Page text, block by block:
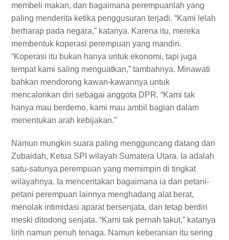
membeli makan, dan bagaimana perempuanlah yang
paling menderita ketika penggusuran terjadi. “Kami lelah
berharap pada negara,” katanya. Karena itu, mereka
membentuk koperasi perempuan yang mandiri.
“Koperasi itu bukan hanya untuk ekonomi, tapi juga
tempat kami saling menguatkan,” tambahnya. Minawati
bahkan mendorong kawan-kawannya untuk
mencalonkan diri sebagai anggota DPR. “Kami tak
hanya mau berdemo, kami mau ambil bagian dalam
menentukan arah kebijakan.”
Namun mungkin suara paling mengguncang datang dari
Zubaidah, Ketua SPI wilayah Sumatera Utara. Ia adalah
satu-satunya perempuan yang memimpin di tingkat
wilayahnya. Ia menceritakan bagaimana ia dan petani-
petani perempuan lainnya menghadang alat berat,
menolak intimidasi aparat bersenjata, dan tetap berdiri
meski ditodong senjata. “Kami tak pernah takut,” katanya
lirih namun penuh tenaga. Namun keberanian itu sering